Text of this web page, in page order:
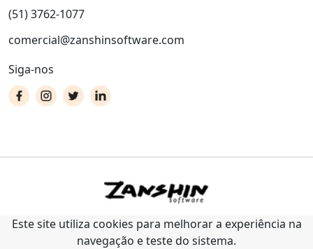
(51) 3762-1077
comercial@zanshinsoftware.com
Siga-nos
Este site utiliza cookies para melhorar a experiência na
navegação e teste do sistema.